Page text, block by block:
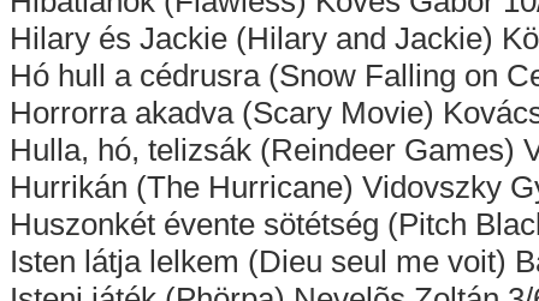
Hilary és Jackie (Hilary and Jackie)
Hó hull a cédrusra (Snow Falling on
Horrorra akadva (Scary Movie)
Hulla, hó, telizsák (Reindeer Games)
Hurrikán (The Hurricane) Vidovszky
Huszonkét évente sötétség (Pitch
Isten látja lelkem (Dieu seul me voit)